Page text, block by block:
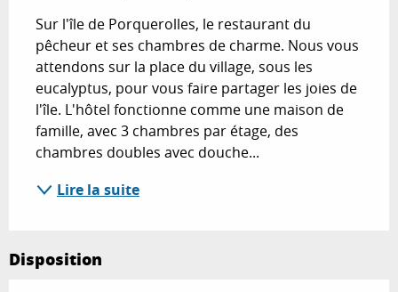
Sur l'île de Porquerolles, le restaurant du
pêcheur et ses chambres de charme. Nous vous
attendons sur la place du village, sous les
eucalyptus, pour vous faire partager les joies de
l'île. L'hôtel fonctionne comme une maison de
famille, avec 3 chambres par étage, des
chambres doubles avec douche...
Lire la suite
Disposition